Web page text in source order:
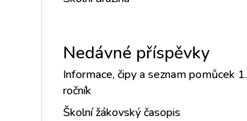
Nedávné příspěvky
Informace, čipy a seznam pomůcek 1.
ročník
Školní žákovský časopis